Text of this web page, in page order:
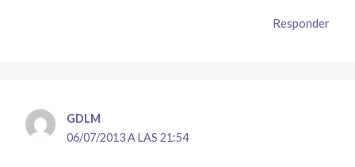
Responder
GDLM
06/07/2013 A LAS 21:54